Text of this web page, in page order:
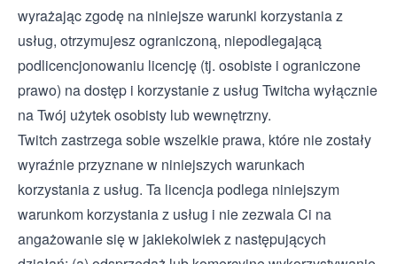
wyrażając zgodę na niniejsze warunki korzystania z
usług, otrzymujesz ograniczoną, niepodlegającą
podlicencjonowaniu licencję (tj. osobiste i ograniczone
prawo) na dostęp i korzystanie z usług Twitcha wyłącznie
na Twój użytek osobisty lub wewnętrzny.
Twitch zastrzega sobie wszelkie prawa, które nie zostały
wyraźnie przyznane w niniejszych warunkach
korzystania z usług. Ta licencja podlega niniejszym
warunkom korzystania z usług i nie zezwala Ci na
angażowanie się w jakiekolwiek z następujących